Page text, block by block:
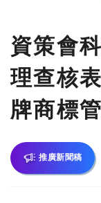
資策會
理查核
牌商標
推廣新聞稿